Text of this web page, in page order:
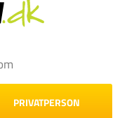
PRIVATPERSON